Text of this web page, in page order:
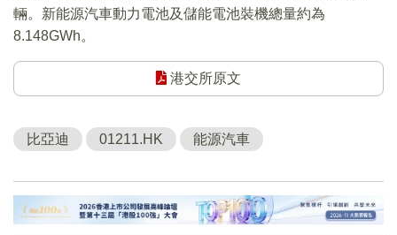
輛。新能源汽車動力電池及儲能電池裝機總量約為
8.148GWh。
港交所原文
比亞迪 01211.HK 能源汽車